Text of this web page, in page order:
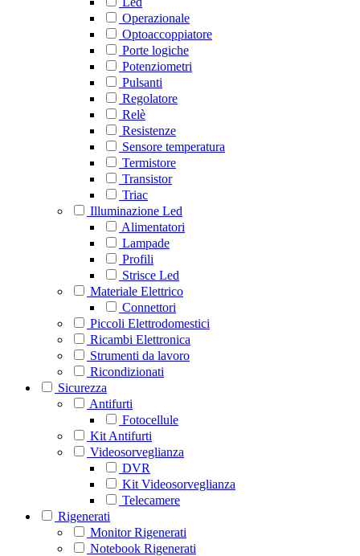
Operazionale
Optoaccoppiatore
Porte logiche
Potenziometri
Pulsanti
Regolatore
Relè
Resistenze
Sensore temperatura
Termistore
Transistor
Triac
Illuminazione Led
Alimentatori
Lampade
Profili
Strisce Led
Materiale Elettrico
Connettori
Piccoli Elettrodomestici
Ricambi Elettronica
Strumenti da lavoro
Ricondizionati
Sicurezza
Antifurti
Fotocellule
Kit Antifurti
Videosorveglianza
DVR
Kit Videosorveglianza
Telecamere
Rigenerati
Monitor Rigenerati
Notebook Rigenerati